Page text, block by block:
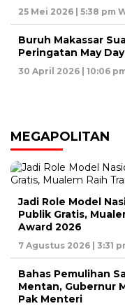
25 Mei 2026 | 5:38 pm
Buruh Makassar
Peringatan May
30 April 2026 | 10:06
MEGAPOLITAN
Jadi Role Model
Publik Gratis,
Award 2026
7 Agustus 2026 | 3:31
Bahas Pemulihan
Mentan, Gubernur
Pak Menteri